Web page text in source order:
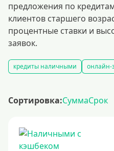
предложения по
клиентов старшего
процентные ставки и
заявок.
кредиты наличными онлайн-
Сортировка:СуммаСрок